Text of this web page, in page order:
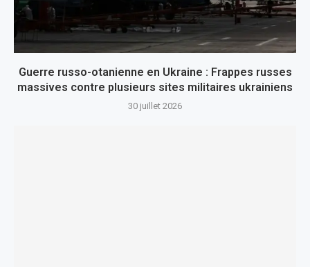
Guerre russo-otanienne en Ukraine : Frappes russes
massives contre plusieurs sites militaires ukrainiens
30 juillet 2026